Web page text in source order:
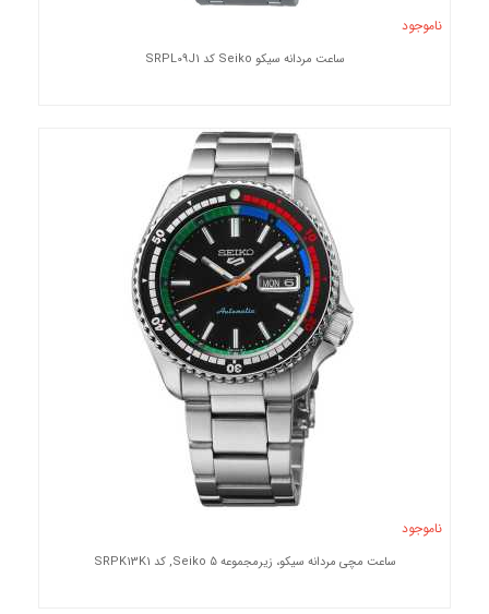
ناموجود
ساعت مردانه سیکو Seiko کد SRPL09J1
ناموجود
ساعت مچی مردانه سیکو، زیرمجموعه Seiko 5, کد SRPK13K1